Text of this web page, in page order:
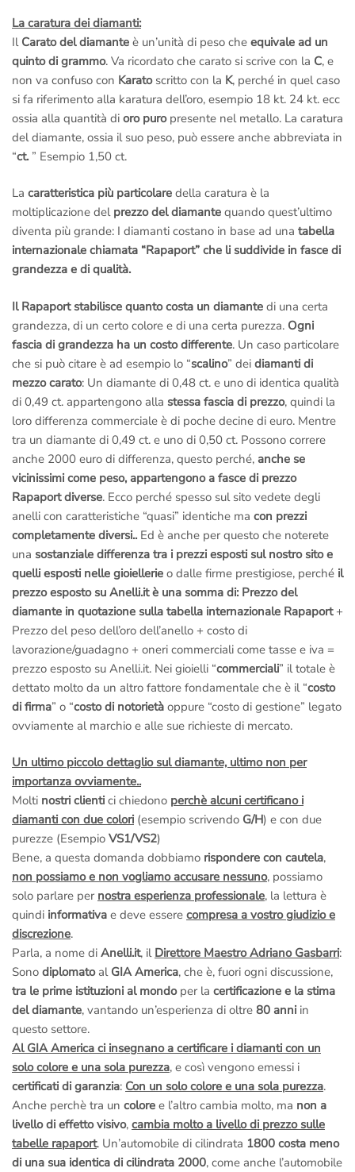
La caratura dei diamanti:
Il Carato del diamante è un’unità di peso che equivale ad un
quinto di grammo. Va ricordato che carato si scrive con la C, e
non va confuso con Karatoscritto con la K, perché in quel caso
si fa riferimento alla karatura dell’oro, esempio 18 kt. 24 kt. ecc
ossia alla quantità di oro puro presente nel metallo. La caratura
del diamante, ossia il suo peso, può essere anche abbreviata in
“ct. ” Esempio 1,50 ct.
La caratteristica più particolare della caratura è la
moltiplicazione del prezzo del diamante quando quest’ultimo
diventa più grande: I diamanti costano in base ad una tabella
internazionale chiamata “Rapaport” che li suddivide in fasce di
grandezza e di qualità.
Il Rapaport stabilisce quanto costa un diamante di una certa
grandezza, di un certo colore e di una certa purezza. Ogni
fascia di grandezza ha un costo differente. Un caso particolare
che si può citare è ad esempio lo “scalino” dei diamanti di
mezzo carato: Un diamante di 0,48 ct. e uno di identica qualità
di 0,49 ct. appartengono alla stessa fascia di prezzo, quindi la
loro differenza commerciale è di poche decine di euro. Mentre
tra un diamante di 0,49 ct. e uno di 0,50 ct. Possono correre
anche 2000 euro di differenza, questo perché, anche se
vicinissimi come peso, appartengono a fasce di prezzo
Rapaport diverse. Ecco perché spesso sul sito vedete degli
anelli con caratteristiche “quasi” identiche ma con prezzi
completamente diversi.. Ed è anche per questo che noterete
una sostanziale differenza tra i prezzi esposti sul nostro sito e
quelli esposti nelle gioiellerie o dalle firme prestigiose, perché il
prezzo esposto su Anelli.it è una somma di: Prezzo del
diamante in quotazione sulla tabella internazionale Rapaport+
Prezzo del peso dell’oro dell’anello + costo di
lavorazione/guadagno + oneri commerciali come tasse e iva =
prezzo esposto su Anelli.it. Nei gioielli “commerciali” il totale è
dettato molto da un altro fattore fondamentale che è il “costo
di firma” o “costo di notorietà oppure “costo di gestione” legato
ovviamente al marchio e alle sue richieste di mercato.
Un ultimo piccolo dettaglio sul diamante, ultimo non per
importanza ovviamente..
Molti nostri clienti ci chiedono perchè alcuni certificano i
diamanti con due colori (esempio scrivendo G/H) e con due
purezze (Esempio VS1/VS2)
Bene, a questa domanda dobbiamo rispondere con cautela,
non possiamo e non vogliamo accusare nessuno, possiamo
solo parlare per nostra esperienza professionale, la lettura è
quindi informativa e deve essere compresa a vostro giudizio e
discrezione.
Parla, a nome di Anelli.it, il Direttore Maestro Adriano Gasbarri:
Sono diplomatoal GIA America, che è, fuori ogni discussione,
tra le prime istituzioni al mondoper la certificazione e la stima
del diamante, vantando un’esperienza di oltre 80 anni in
questo settore.
Al GIA America ci insegnano a certificare i diamanti con un
solo colore e una sola purezza, e così vengono emessi i
certificati di garanzia: Con un solo colore e una sola purezza.
Anche perchè tra un colore e l’altro cambia molto, ma non a
livello di effetto visivo, cambia molto a livello di prezzo sulle
tabelle rapaport. Un’automobile di cilindrata 1800 costa meno
di una sua identica di cilindrata 2000, come anche l’automobile